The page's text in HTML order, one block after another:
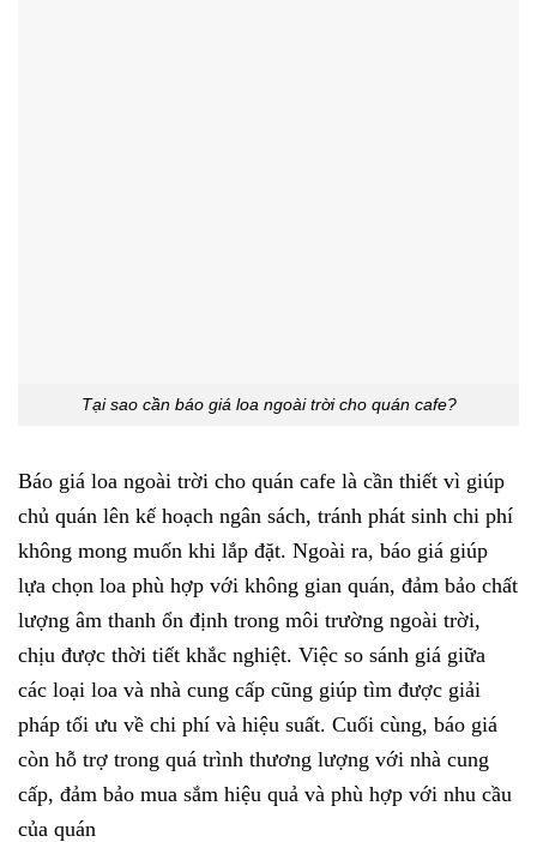
Tại sao cần báo giá loa ngoài trời cho quán cafe?
Báo giá loa ngoài trời cho quán cafe là cần thiết vì giúp
chủ quán lên kế hoạch ngân sách, tránh phát sinh chi phí
không mong muốn khi lắp đặt. Ngoài ra, báo giá giúp
lựa chọn loa phù hợp với không gian quán, đảm bảo chất
lượng âm thanh ổn định trong môi trường ngoài trời,
chịu được thời tiết khắc nghiệt. Việc so sánh giá giữa
các loại loa và nhà cung cấp cũng giúp tìm được giải
pháp tối ưu về chi phí và hiệu suất. Cuối cùng, báo giá
còn hỗ trợ trong quá trình thương lượng với nhà cung
cấp, đảm bảo mua sắm hiệu quả và phù hợp với nhu cầu
của quán